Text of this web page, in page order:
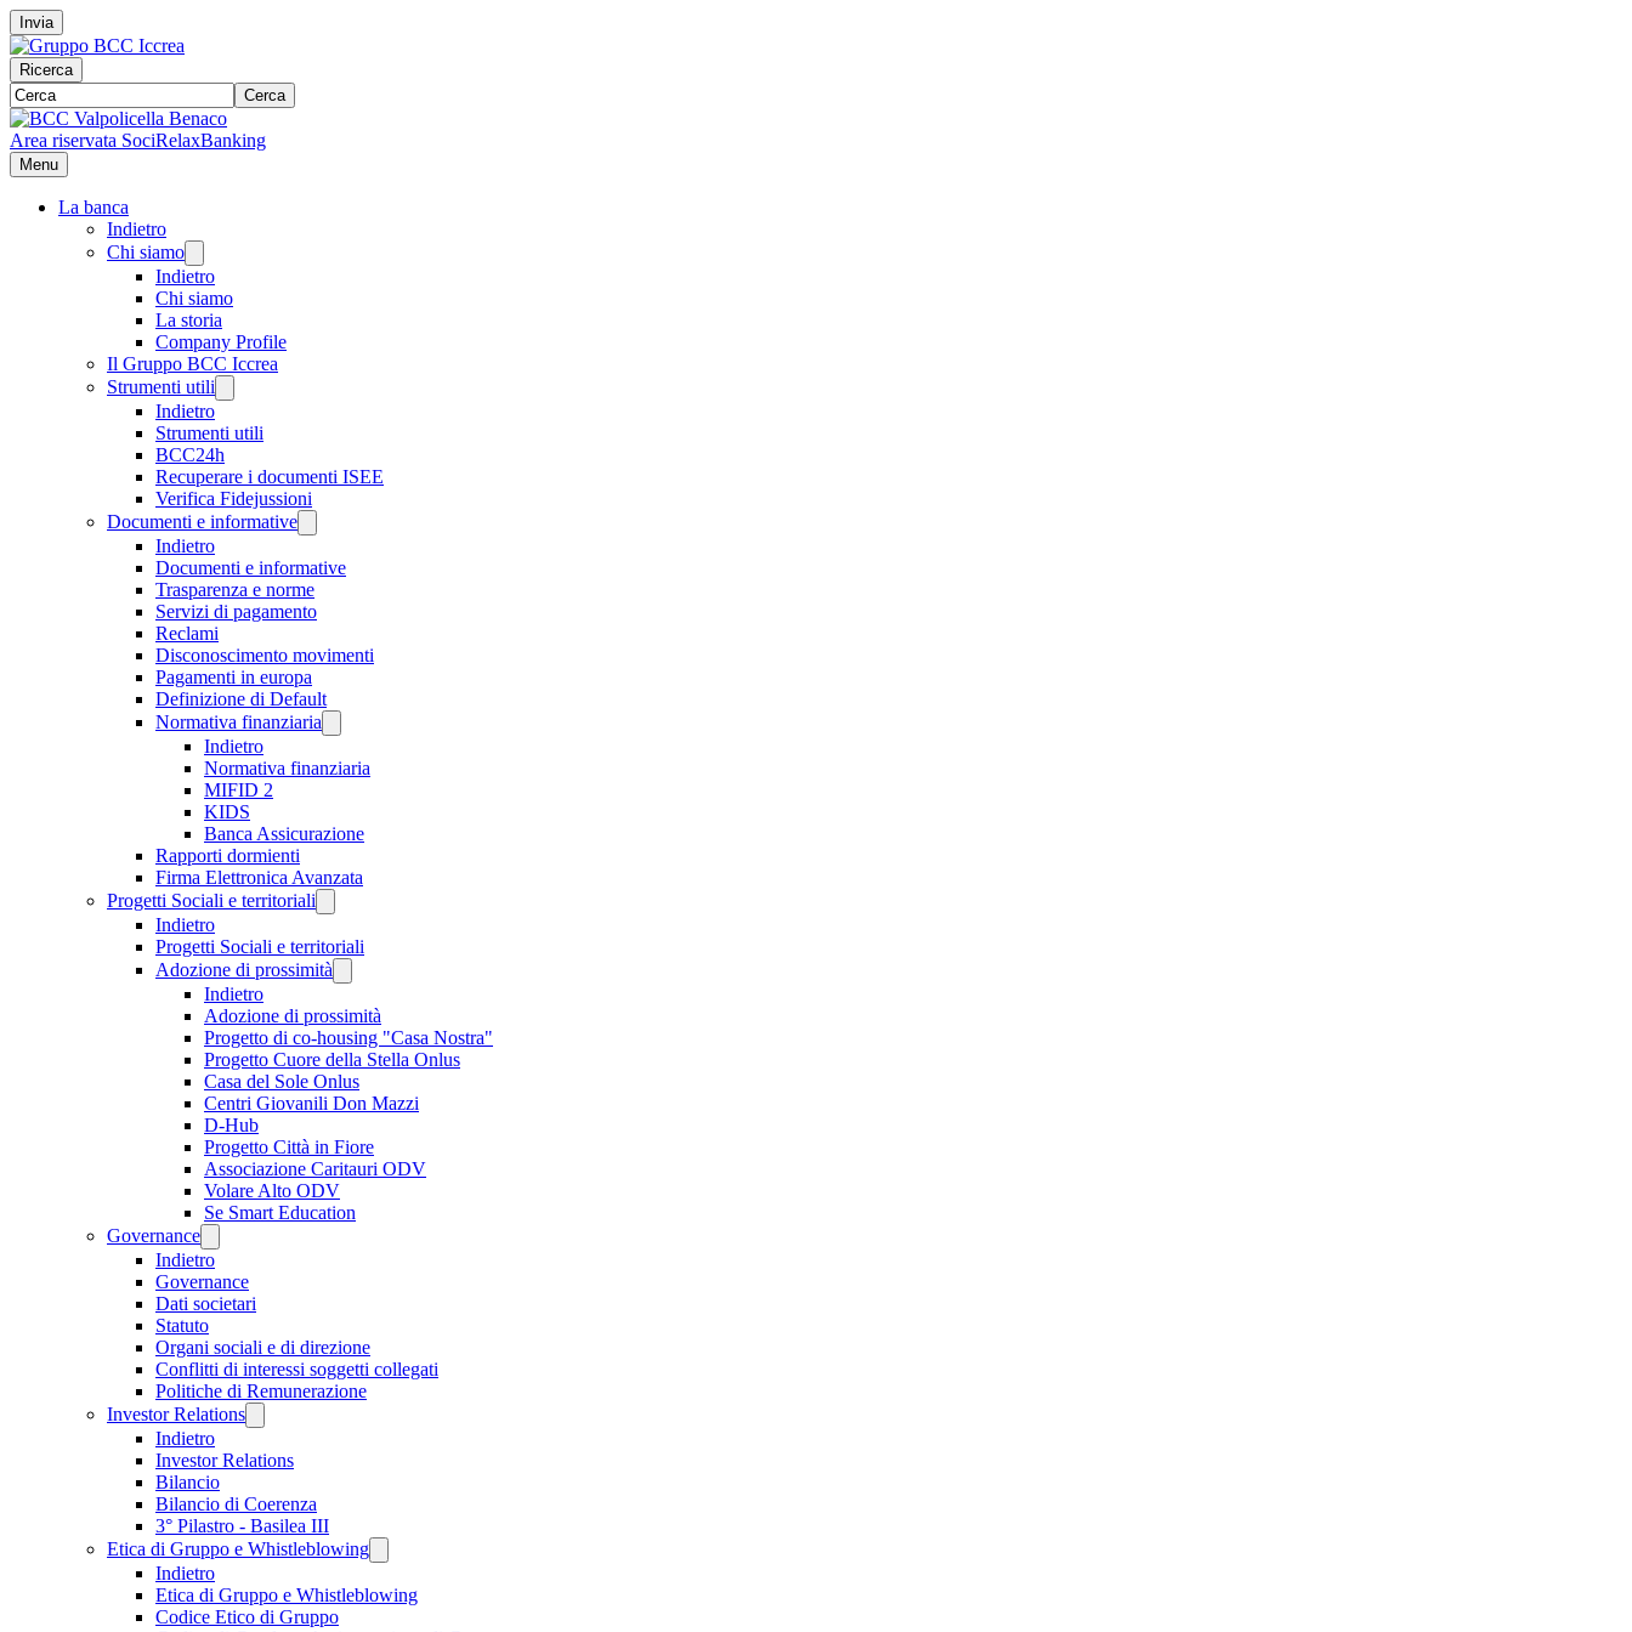
Invia
Ricerca
Cerca
Area riservata SociRelaxBanking
Menu
La banca
Indietro
Chi siamo
Indietro
Chi siamo
La storia
Company Profile
Il Gruppo BCC Iccrea
Strumenti utili
Indietro
Strumenti utili
BCC24h
Recuperare i documenti ISEE
Verifica Fidejussioni
Documenti e informative
Indietro
Documenti e informative
Trasparenza e norme
Servizi di pagamento
Reclami
Disconoscimento movimenti
Pagamenti in europa
Definizione di Default
Normativa finanziaria
Indietro
Normativa finanziaria
MIFID 2
KIDS
Banca Assicurazione
Rapporti dormienti
Firma Elettronica Avanzata
Progetti Sociali e territoriali
Indietro
Progetti Sociali e territoriali
Adozione di prossimità
Indietro
Adozione di prossimità
Progetto di co-housing "Casa Nostra"
Progetto Cuore della Stella Onlus
Casa del Sole Onlus
Centri Giovanili Don Mazzi
D-Hub
Progetto Città in Fiore
Associazione Caritauri ODV
Volare Alto ODV
Se Smart Education
Governance
Indietro
Governance
Dati societari
Statuto
Organi sociali e di direzione
Conflitti di interessi soggetti collegati
Politiche di Remunerazione
Investor Relations
Indietro
Investor Relations
Bilancio
Bilancio di Coerenza
3° Pilastro - Basilea III
Etica di Gruppo e Whistleblowing
Indietro
Etica di Gruppo e Whistleblowing
Codice Etico di Gruppo